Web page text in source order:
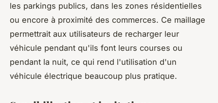
les parkings publics, dans les zones résidentielles
ou encore à proximité des commerces. Ce maillage
permettrait aux utilisateurs de recharger leur
véhicule pendant qu'ils font leurs courses ou
pendant la nuit, ce qui rend l'utilisation d'un
véhicule électrique beaucoup plus pratique.